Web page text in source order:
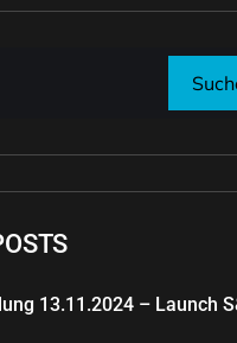
13.11.2024 – Launch